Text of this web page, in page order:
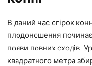
В даний час огірок
плодоношення
появи повних сходів.
квадратного метра